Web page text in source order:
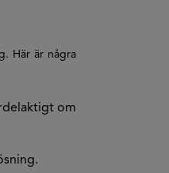
Här är några
om